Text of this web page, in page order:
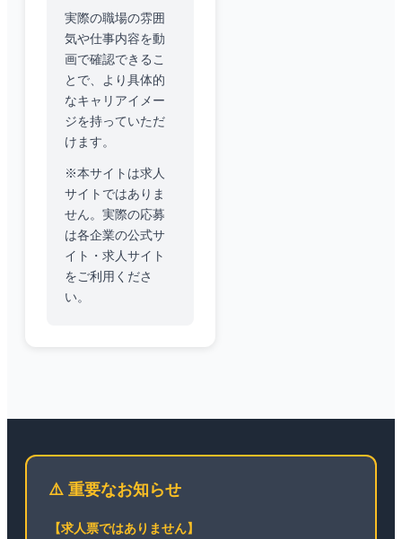
実際の職場の雰囲
気や仕事内容を動
画で確認できるこ
とで、より具体的
なキャリアイメー
ジを持っていただ
けます。
※本サイトは求人
サイトではありま
せん。実際の応募
は各企業の公式サ
イト・求人サイト
をご利用くださ
い。
⚠️ 重要なお知らせ
【求人票ではありません】